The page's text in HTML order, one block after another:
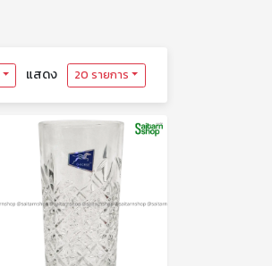
แสดง 20 รายการ